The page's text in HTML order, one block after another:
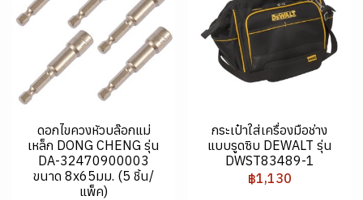
ดอกไขควงหัวบล๊อกแม่
เหล็ก DONG CHENG รุ่น
DA-32470900003
ขนาด 8x65มม. (5 ชิ้น/
แพ็ค)
กระเป๋าใส่เครื่องมือช่าง
แบบรูดซิบ DEWALT รุ่น
DWST83489-1
฿1,130